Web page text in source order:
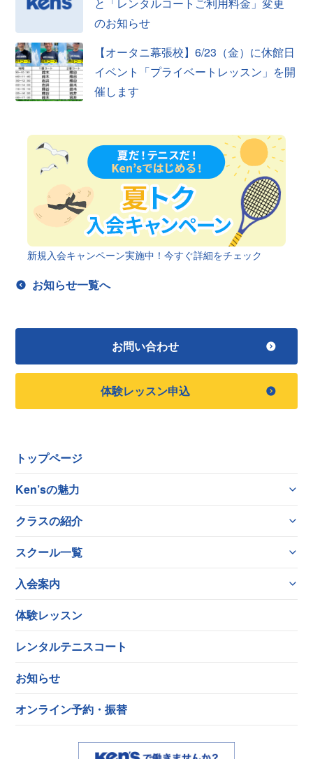
のお知らせ
【オータニ幕張校】6/23（金）に休館日
イベント「プライベートレッスン」を開
催します
新規入会キャンペーン実施中！今すぐ詳細をチェック
お知らせ一覧へ
お問い合わせ
体験レッスン申込
トップページ
Ken’sの魅力
クラスの紹介
スクール一覧
入会案内
体験レッスン
レンタルテニスコート
お知らせ
オンライン予約・振替